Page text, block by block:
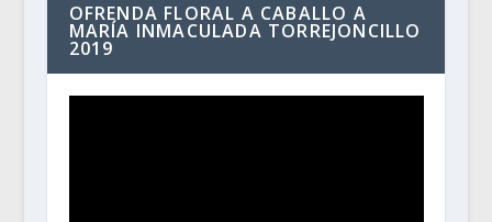
OFRENDA FLORAL A CABALLO A
MARÍA INMACULADA TORREJONCILLO
2019